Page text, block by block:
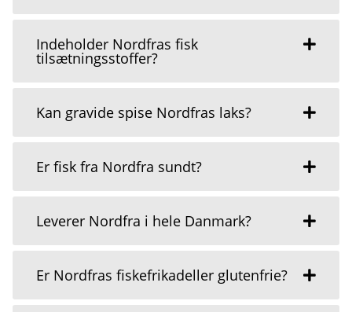
Indeholder Nordfras fisk
tilsætningsstoffer?
Kan gravide spise Nordfras laks?
Er fisk fra Nordfra sundt?
Leverer Nordfra i hele Danmark?
Er Nordfras fiskefrikadeller glutenfrie?